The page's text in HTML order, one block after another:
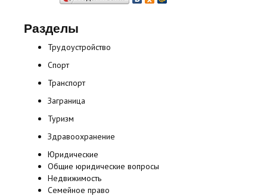
Разделы
Трудоустройство
Спорт
Транспорт
Заграница
Туризм
Здравоохранение
Юридические
Общие юридические вопросы
Недвижимость
Семейное право